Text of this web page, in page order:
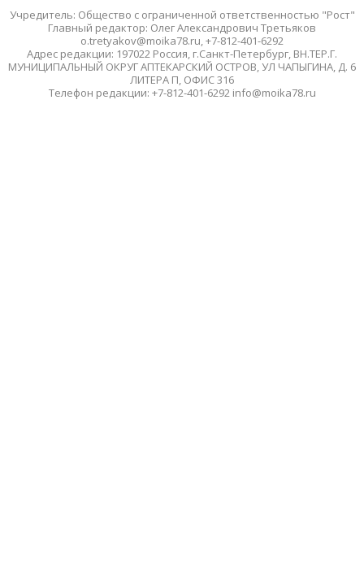
Учредитель: Общество с ограниченной ответственностью "Рост"
Главный редактор: Олег Александрович Третьяков
o.tretyakov@moika78.ru, +7-812-401-6292
Адрес редакции: 197022 Россия, г.Санкт-Петербург, ВН.ТЕР.Г.
МУНИЦИПАЛЬНЫЙ ОКРУГ АПТЕКАРСКИЙ ОСТРОВ, УЛ ЧАПЫГИНА, Д. 6
ЛИТЕРА П, ОФИС 316
Телефон редакции: +7-812-401-6292 info@moika78.ru